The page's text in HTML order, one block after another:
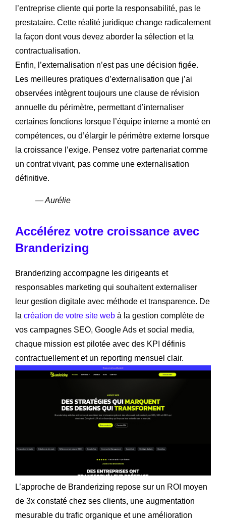
l’entreprise cliente qui porte la responsabilité, pas le
prestataire. Cette réalité juridique change radicalement
la façon dont vous devez aborder la sélection et la
contractualisation.
Enfin, l’externalisation n’est pas une décision figée.
Les meilleures pratiques d’externalisation que j’ai
observées intègrent toujours une clause de révision
annuelle du périmètre, permettant d’internaliser
certaines fonctions lorsque l’équipe interne a monté en
compétences, ou d’élargir le périmètre externe lorsque
la croissance l’exige. Pensez votre partenariat comme
un contrat vivant, pas comme une externalisation
définitive.
— Aurélie
Accélérez votre croissance avec
Branderizing
Branderizing accompagne les dirigeants et
responsables marketing qui souhaitent externaliser
leur gestion digitale avec méthode et transparence. De
la création de votre site web à la gestion complète de
vos campagnes SEO, Google Ads et social media,
chaque mission est pilotée avec des KPI définis
contractuellement et un reporting mensuel clair.
L’approche de Branderizing repose sur un ROI moyen
de 3x constaté chez ses clients, une augmentation
mesurable du trafic organique et une amélioration